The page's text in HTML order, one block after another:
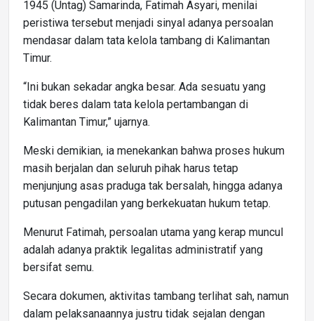
1945 (Untag) Samarinda, Fatimah Asyari, menilai
peristiwa tersebut menjadi sinyal adanya persoalan
mendasar dalam tata kelola tambang di Kalimantan
Timur.
“Ini bukan sekadar angka besar. Ada sesuatu yang
tidak beres dalam tata kelola pertambangan di
Kalimantan Timur,” ujarnya.
Meski demikian, ia menekankan bahwa proses hukum
masih berjalan dan seluruh pihak harus tetap
menjunjung asas praduga tak bersalah, hingga adanya
putusan pengadilan yang berkekuatan hukum tetap.
Menurut Fatimah, persoalan utama yang kerap muncul
adalah adanya praktik legalitas administratif yang
bersifat semu.
Secara dokumen, aktivitas tambang terlihat sah, namun
dalam pelaksanaannya justru tidak sejalan dengan